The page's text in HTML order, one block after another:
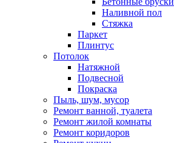
Наливной пол
Стяжка
Паркет
Плинтус
Потолок
Натяжной
Подвесной
Покраска
Пыль, шум, мусор
Ремонт ванной, туалета
Ремонт жилой комнаты
Ремонт коридоров